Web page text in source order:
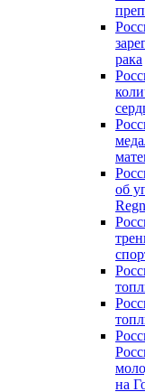
рака
об
на